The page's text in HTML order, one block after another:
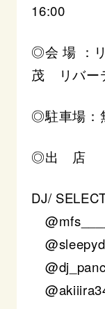
16:00
◎会 場 ：
茂 リバー
◎駐車場：
◎出 店
DJ/